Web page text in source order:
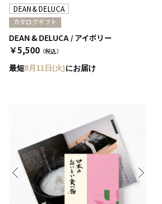
DEAN & DELUCA
カタログギフト
DEAN & DELUCA / アイボリー
￥5,500 （税込）
最短8月11日(火)にお届け